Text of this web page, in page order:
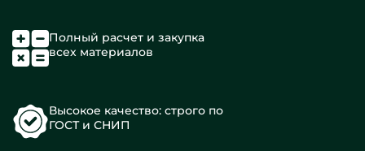
Полный расчет и закупка
всех материалов
Высокое качество: строго по
ГОСТ и СНИП